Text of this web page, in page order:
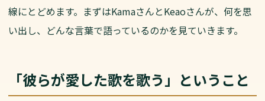
線にとどめます。まずはKamaさんとKeaoさんが、何を思
い出し、どんな言葉で語っているのかを見ていきます。
「彼らが愛した歌を歌う」ということ